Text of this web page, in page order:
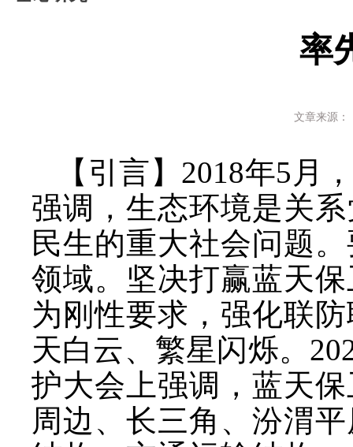
率
文章来源
【引言】 2018年5月
强调，生态环境是关
民生的重大社会问题
领域。坚决打赢蓝天
为刚性要求，强化联
天白云、繁星闪烁。
护大会上强调，蓝天
周边、长三角、汾渭